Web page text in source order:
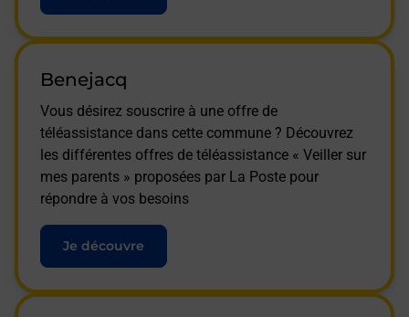
Benejacq
Vous désirez souscrire à une offre de
téléassistance dans cette commune ? Découvrez
les différentes offres de téléassistance « Veiller sur
mes parents » proposées par La Poste pour
répondre à vos besoins
Je découvre